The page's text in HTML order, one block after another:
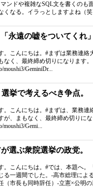
マンドや複雑なSQL文を書くのも
くなる。イラっとしますよね（
永遠の嘘をついてくれ
。こんにちは。#まずは業務連絡
なく、最終締め切りになります。
moushi3/GeminiDr...
挙で考えるべき争点。
。こんにちは。#まずは、業務連
が、まもなく、最終締め切りにな
moushi3/Gemi...
選ぶ衆院選挙の政党。
。こんにちは。#では、本題へ。
る一週間でした。-高市総理によ
（市長も同時辞任）-立憲×公明の